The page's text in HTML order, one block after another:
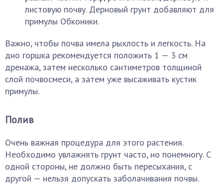
листовую почву. Дерновый грунт добавляют для
примулы Обконики.
Важно, чтобы почва имела рыхлость и легкость. На
дно горшка рекомендуется положить 1 — 3 см
дренажа, затем несколько сантиметров толщиной
слой почвосмеси, а затем уже высаживать кустик
примулы.
Полив
Очень важная процедура для этого растения.
Необходимо увлажнять грунт часто, но понемногу. С
одной стороны, не должно быть пересыхания, с
другой — нельзя допускать заболачивания почвы.